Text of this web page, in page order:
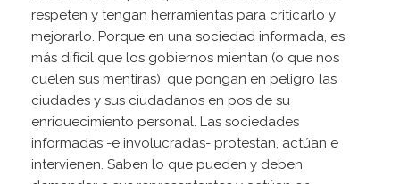
respeten y tengan herramientas para criticarlo y
mejorarlo. Porque en una sociedad informada, es
más difícil que los gobiernos mientan (o que nos
cuelen sus mentiras), que pongan en peligro las
ciudades y sus ciudadanos en pos de su
enriquecimiento personal. Las sociedades
informadas -e involucradas- protestan, actúan e
intervienen. Saben lo que pueden y deben